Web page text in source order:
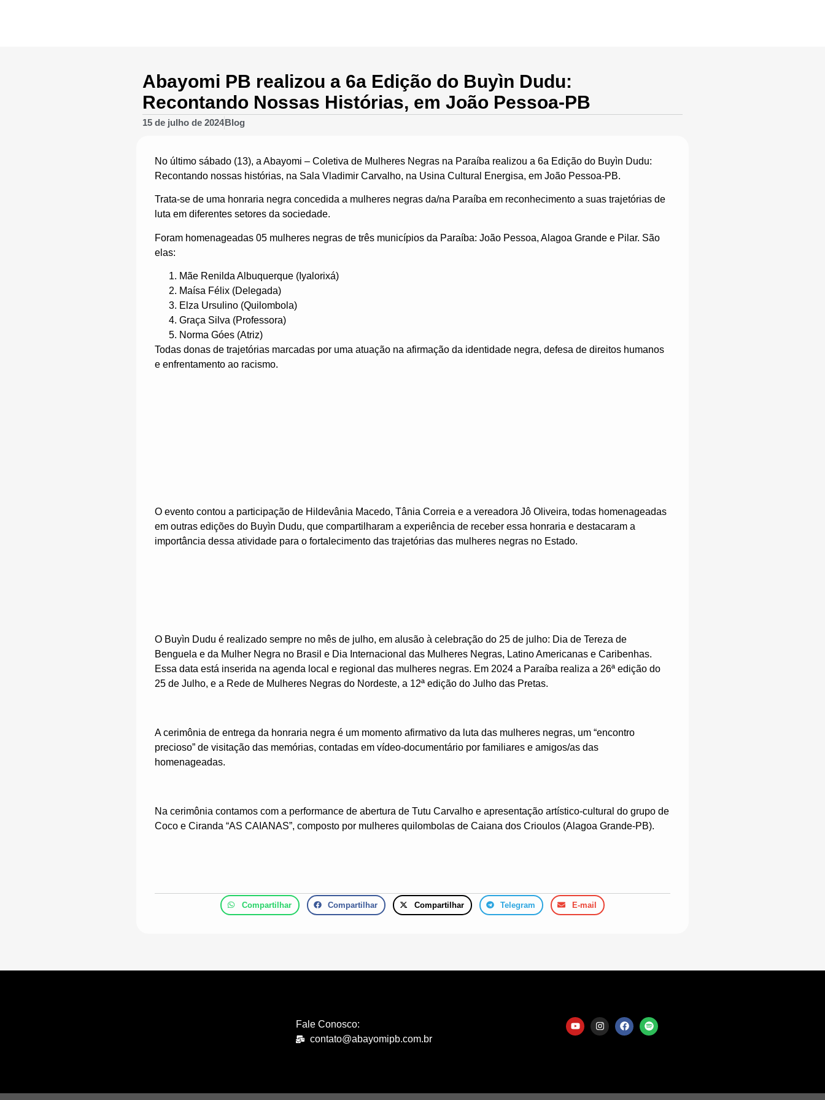
Abayomi PB realizou a 6a Edição do Buyìn Dudu:
Recontando Nossas Histórias, em João Pessoa-PB
15 de julho de 2024Blog
No último sábado (13), a Abayomi – Coletiva de Mulheres Negras na Paraíba realizou a 6a Edição do Buyìn Dudu:
Recontando nossas histórias, na Sala Vladimir Carvalho, na Usina Cultural Energisa, em João Pessoa-PB.
Trata-se de uma honraria negra concedida a mulheres negras da/na Paraíba em reconhecimento a suas trajetórias de
luta em diferentes setores da sociedade.
Foram homenageadas 05 mulheres negras de três municípios da Paraíba: João Pessoa, Alagoa Grande e Pilar. São
elas:
Mãe Renilda Albuquerque (Iyalorixá)
Maísa Félix (Delegada)
Elza Ursulino (Quilombola)
Graça Silva (Professora)
Norma Góes (Atriz)
Todas donas de trajetórias marcadas por uma atuação na afirmação da identidade negra, defesa de direitos humanos
e enfrentamento ao racismo.
O evento contou a participação de Hildevânia Macedo, Tânia Correia e a vereadora Jô Oliveira, todas homenageadas
em outras edições do Buyìn Dudu, que compartilharam a experiência de receber essa honraria e destacaram a
importância dessa atividade para o fortalecimento das trajetórias das mulheres negras no Estado.
O Buyìn Dudu é realizado sempre no mês de julho, em alusão à celebração do 25 de julho: Dia de Tereza de
Benguela e da Mulher Negra no Brasil e Dia Internacional das Mulheres Negras, Latino Americanas e Caribenhas.
Essa data está inserida na agenda local e regional das mulheres negras. Em 2024 a Paraíba realiza a 26ª edição do
25 de Julho, e a Rede de Mulheres Negras do Nordeste, a 12ª edição do Julho das Pretas.
A cerimônia de entrega da honraria negra é um momento afirmativo da luta das mulheres negras, um “encontro
precioso” de visitação das memórias, contadas em vídeo-documentário por familiares e amigos/as das
homenageadas.
Na cerimônia contamos com a performance de abertura de Tutu Carvalho e apresentação artístico-cultural do grupo de
Coco e Ciranda “AS CAIANAS”, composto por mulheres quilombolas de Caiana dos Crioulos (Alagoa Grande-PB).
Compartilhar Compartilhar Compartilhar Telegram E-mail
Fale Conosco:
contato@abayomipb.com.br